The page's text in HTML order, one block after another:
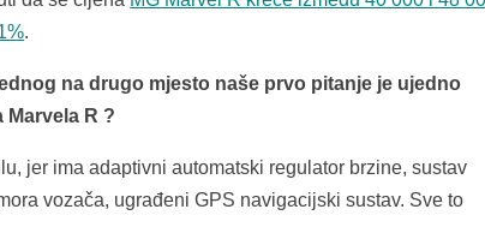
.
na drugo mjesto naše prvo pitanje je ujedno
R ?
jer ima adaptivni automatski regulator brzine, sustav
vozača, ugrađeni GPS navigacijski sustav. Sve to